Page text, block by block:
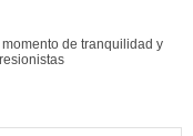
de tranquilidad y